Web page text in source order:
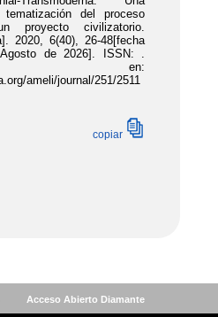
Acceso Abierto Diamante